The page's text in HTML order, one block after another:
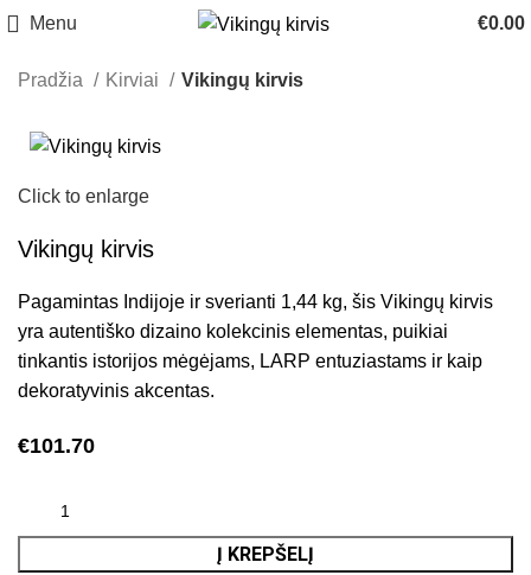
Menu €0.00
Pradžia Kirviai Vikingų kirvis
Click to enlarge
Vikingų kirvis
Pagamintas Indijoje ir sverianti 1,44 kg, šis Vikingų kirvis
yra autentiško dizaino kolekcinis elementas, puikiai
tinkantis istorijos mėgėjams, LARP entuziastams ir kaip
dekoratyvinis akcentas.
€101.70
Į KREPŠELĮ